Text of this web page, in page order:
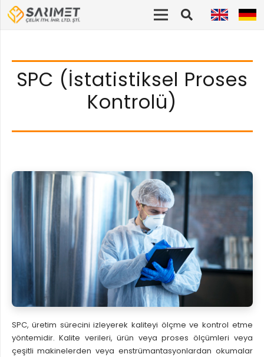
SPC (İstatistiksel Proses
Kontrolü)
SPC, üretim sürecini izleyerek kaliteyi ölçme ve kontrol etme
yöntemidir. Kalite verileri, ürün veya proses ölçümleri veya
çeşitli makinelerden veya enstrümantasyonlardan okumalar